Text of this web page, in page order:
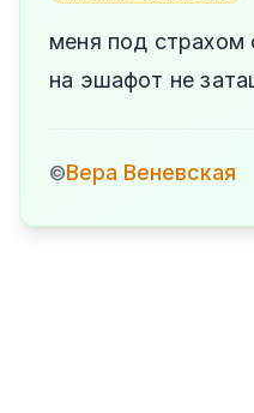
меня под страхом
на эшафот не
©Вера Веневская